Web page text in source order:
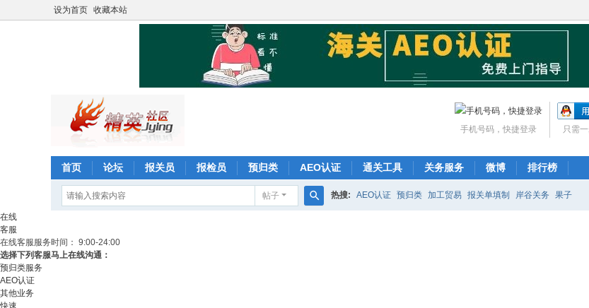
设为首页 收藏本站
只需
手机号码，快捷登录
首页 论坛 报关员 报检员 预归类 AEO认证 通关工具 关务服务 微博 排行榜
帖子 热搜: AEO认证 预归类 加工贸易 报关单填制 岸谷关务 果子
在线
客服
在线客服服务时间： 9:00-24:00
选择下列客服马上在线沟通：
预归类服务
AEO认证
其他业务
快速